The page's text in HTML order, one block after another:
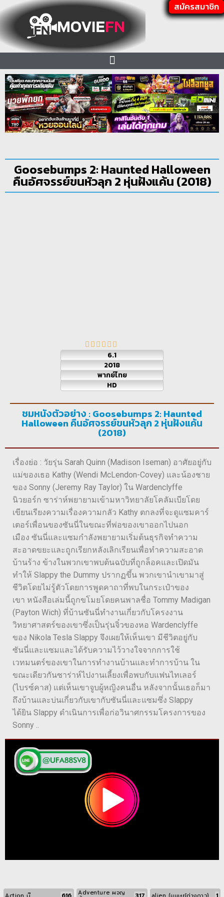
สมัครสมาชิก
Goosebumps 2: Haunted Halloween
คืนอัศจรรย์ขนหัวลุก 2 หุ่นฝังแค้น (2018)
6.1
2018
พากย์ไทย
HD
ชมหนังตัวอย่าง : Goosebumps 2: Haunted
Halloween คืนอัศจรรย์ขนหัวลุก 2 หุ่นฝังแค้น
(2018)
เรื่องย่อ : วัยรุ่น Sarah Quinn (Madison Iseman) อาศัยอยู่กับ
แม่ของเธอ Kathy (Wendi McLendon-Covey) และน้องชาย
ของ Sonny (Jeremy Ray Taylor) ใน Wardenclyffe
นิวยอร์ก ซาร่าห์พยายามเข้ามหาวิทยาลัยโคลัมเบียโดย
เขียนเรียงความเรื่องความกลัว Kathy ตกลงที่จะดูแซมคาร์
เตอร์เพื่อนของซันนี่ในขณะที่พ่อของเขาออกไปนอก
เมือง ซันนี่และแซมกำลังพยายามเริ่มต้นธุรกิจทำความ
สะอาดขยะและถูกเรียกหลังเลิกเรียนเพื่อทำความสะอาด
บ้านร้าง ข้างในพวกเขาพบต้นฉบับที่ถูกล็อคและเปิดมัน
ทำให้ Slappy the Dummy ปรากฏขึ้น พวกเขานำเขามาสู่
ชีวิตโดยไม่รู้ตัวโดยการพูดคาถาที่พบในกระเป๋าของ
เขา หนังสือเล่มนี้ถูกขโมยโดยคนพาลชื่อ Tommy Madigan
(Payton Wich) ที่บ้านซันนี่ทำงานเกี่ยวกับโครงงาน
วิทยาศาสตร์ของเขาซึ่งเป็นรุ่นจิ๋วของหอ Wardenclyffe
ของ Nikola Tesla Slappy จึงเผยให้เห็นเขา มีชีวิตอยู่กับ
ซันนี่และแซมและได้รับความไว้วางใจจากการใช้
เวทมนตร์ของเขาในการทำงานบ้านและทำการบ้าน ใน
ขณะเดียวกันซาร่าห์ไปงานเลี้ยงเพื่อพบกับแฟนไทเลอร์
(ไบรซ์คาส) แต่เห็นเขาจูบผู้หญิงคนอื่น หลังจากนั้นเธอก็มา
ถึงบ้านและบ่นเกี่ยวกับเขากับซันนี่และแซมซึ่ง Slappy
ได้ยิน Slappy ดำเนินการเพื่อก่อวินาศกรรมโครงการของ
Sonny ..
Adventure ผจญ